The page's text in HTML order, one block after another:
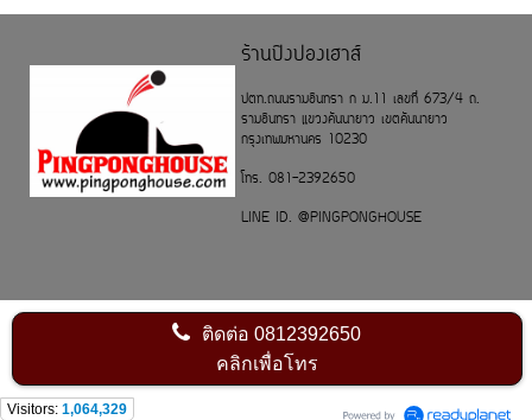
ร้านปิงปองเฮาส์
ปตท.ถนนรามอินทรา ก ม.11 เลขที่ 673/4 ถ.
รามอินทรา แขวงคันนายาว เขตคันนายาว
กรุงเทพมหานคร 10230
โทร. 081-2392650
LINE ID. @PINGPONGHOUSE
ติดต่อ0812392650
คลิกเพื่อโทร
Visitors: 1,064,329